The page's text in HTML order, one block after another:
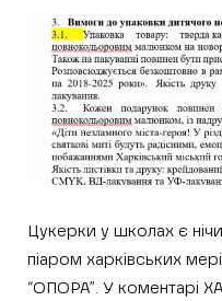
Цукерки у школах є
піаром харківських
“ОПОРА”. У коментарі